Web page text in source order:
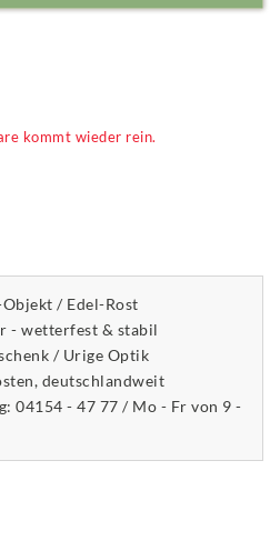
kommt wieder rein.
/ Edel-Rost
- wetterfest & stabil
/ Urige Optik
deutschlandweit
04154 - 47 77 / Mo - Fr von 9 -